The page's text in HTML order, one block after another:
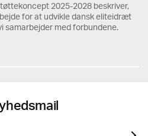
2025-2028 beskriver,
for at udvikle dansk eliteidræt
samarbejder med forbundene.